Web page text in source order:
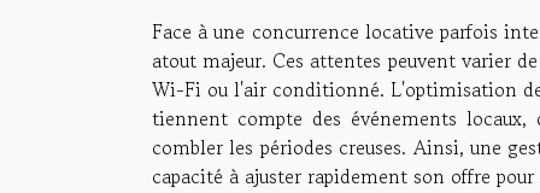
Face à une concurrence locative parfois
atout majeur. Ces attentes peuvent varier
Wi-Fi ou l'air conditionné. L'optimisation
tiennent compte des événements
combler les périodes creuses. Ainsi, une
capacité à ajuster rapidement son offre